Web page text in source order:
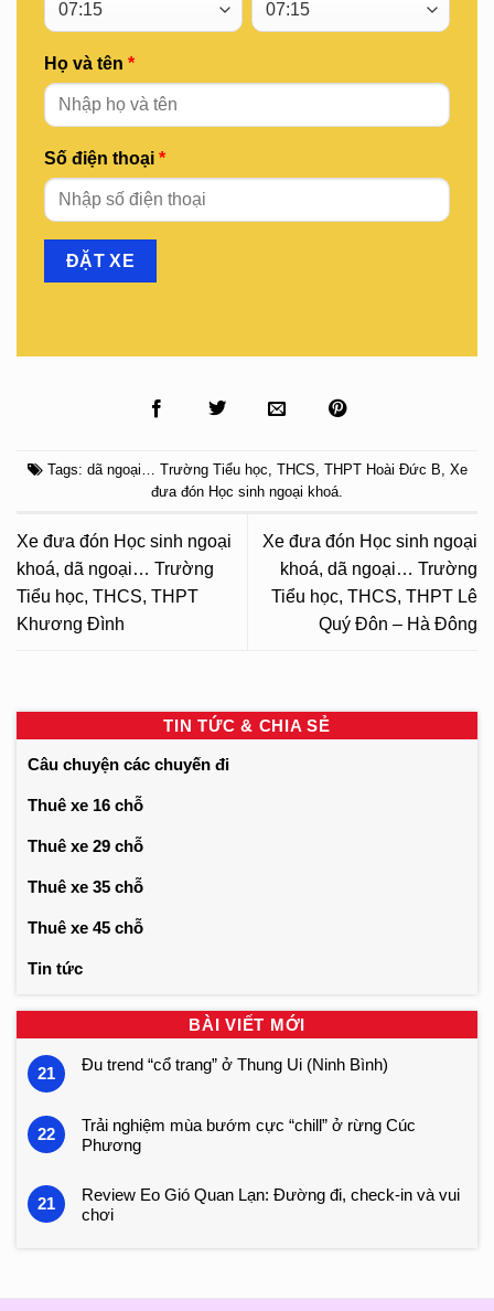
Họ và tên *
Số điện thoại *
Tags: dã ngoại… Trường Tiểu học THCS THPT Hoài Đức B Xe
đưa đón Học sinh ngoại khoá
Xe đưa đón Học sinh ngoại
khoá, dã ngoại… Trường
Tiểu học, THCS, THPT
Khương Đình
Xe đưa đón Học sinh ngoại
khoá, dã ngoại… Trường
Tiểu học, THCS, THPT Lê
Quý Đôn – Hà Đông
TIN TỨC & CHIA SẺ
Câu chuyện các chuyến đi
Thuê xe 16 chỗ
Thuê xe 29 chỗ
Thuê xe 35 chỗ
Thuê xe 45 chỗ
Tin tức
BÀI VIẾT MỚI
21 Đu trend “cổ trang” ở Thung Ui (Ninh Bình)
22
Trải nghiệm mùa bướm cực “chill” ở rừng Cúc
Phương
21
Review Eo Gió Quan Lạn: Đường đi, check-in và vui
chơi